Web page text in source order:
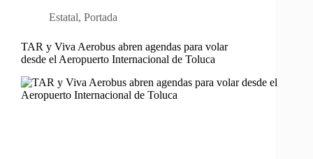
Estatal, Portada
TAR y Viva Aerobus abren agendas para volar
desde el Aeropuerto Internacional de Toluca